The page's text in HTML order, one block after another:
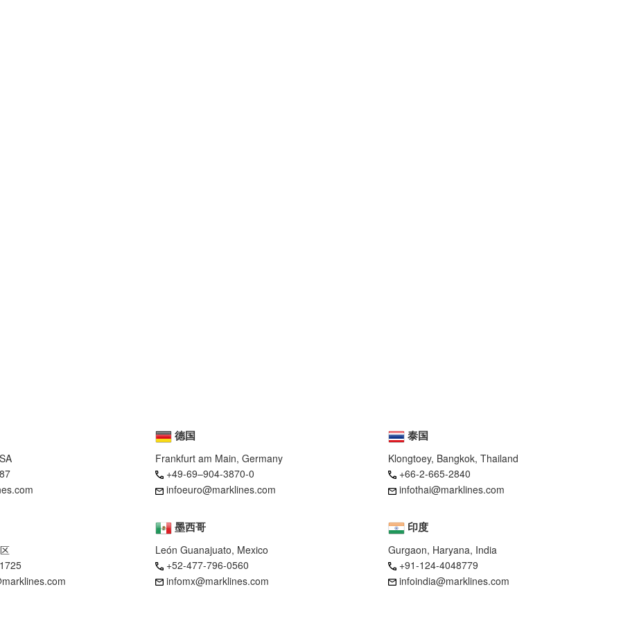
墨西哥
León Guanajuato, Mexico
+52-477-796-0560
infomx@marklines.com
德国
Frankfurt am Main, Germany
+49-69–904-3870-0
infoeuro@marklines.com
泰国
Klongtoey, Bangkok, Thailand
+66-2-665-2840
infothai@marklines.com
印度
Gurgaon, Haryana, India
+91-124-4048779
infoindia@marklines.com